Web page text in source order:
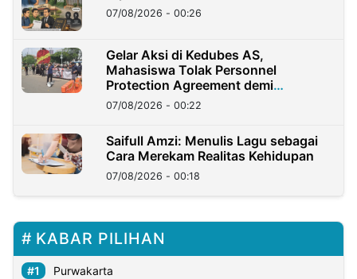
07/08/2026 - 00:26
Gelar Aksi di Kedubes AS,
Mahasiswa Tolak Personnel
Protection Agreement demi
Kedaulatan Negara
07/08/2026 - 00:22
Saifull Amzi: Menulis Lagu sebagai
Cara Merekam Realitas Kehidupan
07/08/2026 - 00:18
KABAR PILIHAN
Purwakarta